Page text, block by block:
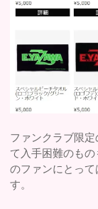
ファンクラブ限
て入手困難のも
のファンにとっ
す。